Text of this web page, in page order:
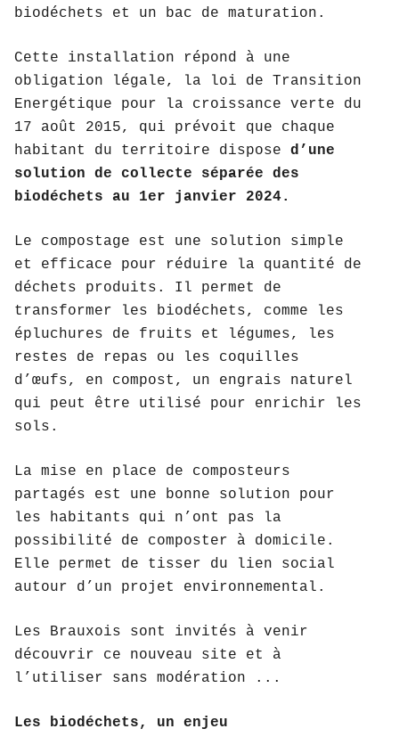
biodéchets et un bac de maturation.
Cette installation répond à une
obligation légale, la loi de Transition
Energétique pour la croissance verte du
17 août 2015, qui prévoit que chaque
habitant du territoire dispose d’une
solution de collecte séparée des
biodéchets au 1er janvier 2024.
Le compostage est une solution simple
et efficace pour réduire la quantité de
déchets produits. Il permet de
transformer les biodéchets, comme les
épluchures de fruits et légumes, les
restes de repas ou les coquilles
d’œufs, en compost, un engrais naturel
qui peut être utilisé pour enrichir les
sols.
La mise en place de composteurs
partagés est une bonne solution pour
les habitants qui n’ont pas la
possibilité de composter à domicile.
Elle permet de tisser du lien social
autour d’un projet environnemental.
Les Brauxois sont invités à venir
découvrir ce nouveau site et à
l’utiliser sans modération ...
Les biodéchets, un enjeu